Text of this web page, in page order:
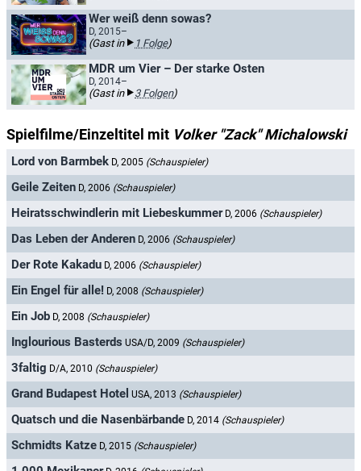
Wer weiß denn sowas?
D, 2015–
(Gast in 1 Folge)
MDR um Vier – Der starke Osten
D, 2014–
(Gast in 3 Folgen)
Spielfilme/Einzeltitel mit Volker "Zack" Michalowski
Lord von Barmbek D, 2005 (Schauspieler)
Geile Zeiten D, 2006 (Schauspieler)
Heiratsschwindlerin mit Liebeskummer D, 2006 (Schauspieler)
Das Leben der Anderen D, 2006 (Schauspieler)
Der Rote Kakadu D, 2006 (Schauspieler)
Ein Engel für alle! D, 2008 (Schauspieler)
Ein Job D, 2008 (Schauspieler)
Inglourious Basterds USA/D, 2009 (Schauspieler)
3faltig D/A, 2010 (Schauspieler)
Grand Budapest Hotel USA, 2013 (Schauspieler)
Quatsch und die Nasenbärbande D, 2014 (Schauspieler)
Schmidts Katze D, 2015 (Schauspieler)